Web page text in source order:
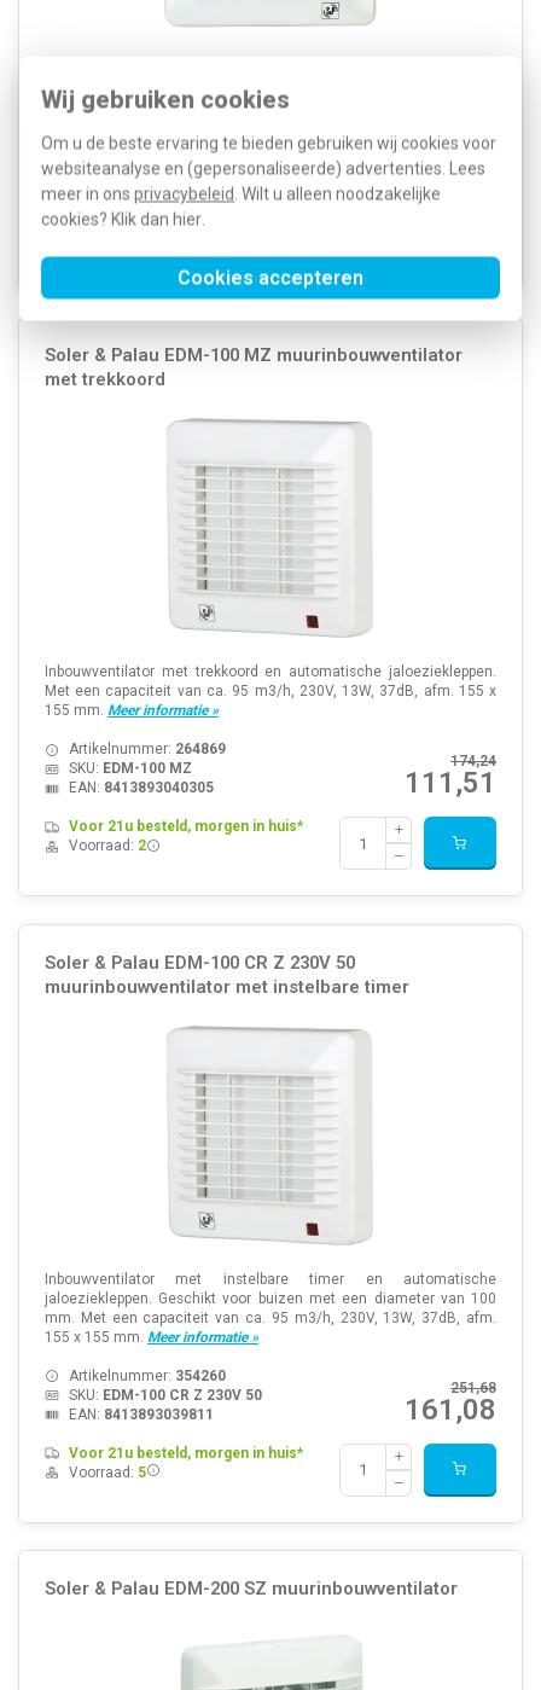
Wij gebruiken cookies
Om u de beste ervaring te bieden gebruiken wij cookies voor
websiteanalyse en (gepersonaliseerde) advertenties. Lees
meer in ons privacybeleid. Wilt u alleen noodzakelijke
cookies? Klik dan hier.
Cookies accepteren
95 m3/h, 230V, 13W, 37dB, afm. 155 x 155 mm.
131,89
84,41
Artikelnummer:233497
SKU:EDM-100 SZ
EAN: 8413893039729
Voor 21u besteld, morgen in huis*
Soler & Palau EDM-100 MZ muurinbouwventilator
met trekkoord
Inbouwventilator met trekkoord en automatische jaloeziekleppen.
Met een capaciteit van ca. 95 m3/h, 230V, 13W, 37dB, afm. 155 x
155 mm. Meer informatie »
174,24
111,51
Artikelnummer: 264869
SKU: EDM-100 MZ
EAN: 8413893040305
Voor 21u besteld, morgen in huis*
Voorraad: 2
Soler & Palau EDM-100 CR Z 230V 50
muurinbouwventilator met instelbare timer
Inbouwventilator met instelbare timer en automatische
jaloeziekleppen. Geschikt voor buizen met een diameter van 100
mm. Met een capaciteit van ca. 95 m3/h, 230V, 13W, 37dB, afm.
155 x 155 mm. Meer informatie »
251,68
161,08
Artikelnummer: 354260
SKU: EDM-100 CR Z 230V 50
EAN: 8413893039811
Voor 21u besteld, morgen in huis*
Voorraad: 5
Soler & Palau EDM-200 SZ muurinbouwventilator